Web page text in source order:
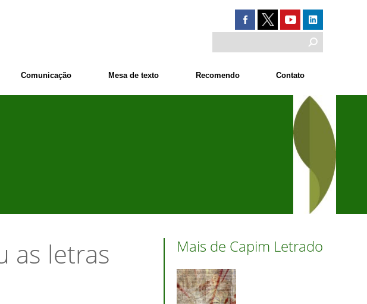
Comunicação Mesa de texto Recomendo Contato
as letras Mais de Capim Letrado